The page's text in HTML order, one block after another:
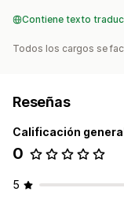
Contiene texto
Todos los cargos se
Reseñas
Calificación general
0
5